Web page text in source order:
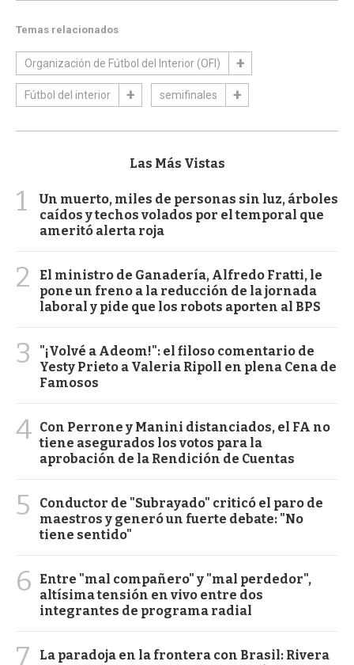
Temas relacionados
Organización de Fútbol del Interior (OFI)
Fútbol del interior semifinales
Las Más Vistas
1
Un muerto, miles de personas sin luz, árboles
caídos y techos volados por el temporal que
ameritó alerta roja
2
El ministro de Ganadería, Alfredo Fratti, le
pone un freno a la reducción de la jornada
laboral y pide que los robots aporten al BPS
3
"¡Volvé a Adeom!": el filoso comentario de
Yesty Prieto a Valeria Ripoll en plena Cena de
Famosos
4 Con Perrone y Manini distanciados, el FA no
tiene asegurados los votos para la
aprobación de la Rendición de Cuentas
5
Conductor de "Subrayado" criticó el paro de
maestros y generó un fuerte debate: "No
tiene sentido"
6
Entre "mal compañero" y "mal perdedor",
altísima tensión en vivo entre dos
integrantes de programa radial
7
La paradoja en la frontera con Brasil: Rivera